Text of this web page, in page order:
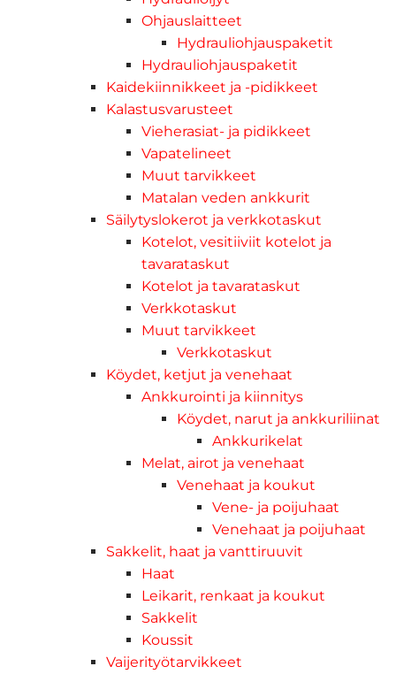
Ohjauslaitteet
Hydrauliohjauspaketit
Hydrauliohjauspaketit
Kaidekiinnikkeet ja -pidikkeet
Kalastusvarusteet
Vieherasiat- ja pidikkeet
Vapatelineet
Muut tarvikkeet
Matalan veden ankkurit
Säilytyslokerot ja verkkotaskut
Kotelot, vesitiiviit kotelot ja
tavarataskut
Kotelot ja tavarataskut
Verkkotaskut
Muut tarvikkeet
Verkkotaskut
Köydet, ketjut ja venehaat
Ankkurointi ja kiinnitys
Köydet, narut ja ankkuriliinat
Ankkurikelat
Melat, airot ja venehaat
Venehaat ja koukut
Vene- ja poijuhaat
Venehaat ja poijuhaat
Sakkelit, haat ja vanttiruuvit
Haat
Leikarit, renkaat ja koukut
Sakkelit
Koussit
Vaijerityötarvikkeet